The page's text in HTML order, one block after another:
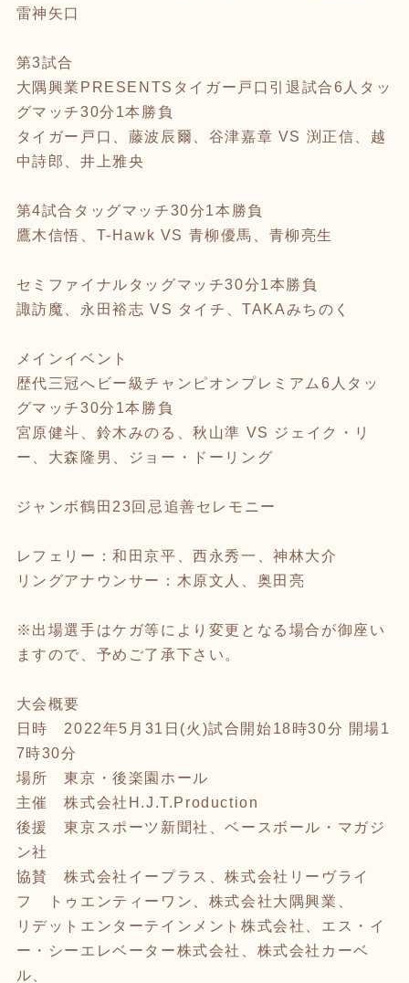
雷神矢口
第3試合
大隅興業PRESENTSタイガー戸口引退試合6人タッ
グマッチ30分1本勝負
タイガー戸口、藤波辰爾、谷津嘉章 VS 渕正信、越
中詩郎、井上雅央
第4試合タッグマッチ30分1本勝負
鷹木信悟、T-Hawk VS 青柳優馬、青柳亮生
セミファイナルタッグマッチ30分1本勝負
諏訪魔、永田裕志 VS タイチ、TAKAみちのく
メインイベント
歴代三冠へビー級チャンピオンプレミアム6人タッ
グマッチ30分1本勝負
宮原健斗、鈴木みのる、秋山準 VS ジェイク・リ
ー、大森隆男、ジョー・ドーリング
ジャンボ鶴田23回忌追善セレモニー
レフェリー：和田京平、西永秀一、神林大介
リングアナウンサー：木原文人、奥田亮
※出場選手はケガ等により変更となる場合が御座い
ますので、予めご了承下さい。
大会概要
日時 2022年5月31日(火)試合開始18時30分 開場1
7時30分
場所 東京・後楽園ホール
主催 株式会社H.J.T.Production
後援 東京スポーツ新聞社、ベースボール・マガジ
ン社
協賛 株式会社イープラス、株式会社リーヴライ
フ トゥエンティーワン、株式会社大隅興業、
リデットエンターテインメント株式会社、エス・イ
ー・シーエレベーター株式会社、株式会社カーベ
ル、